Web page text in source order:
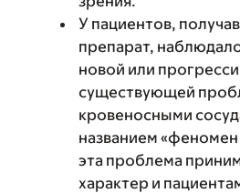
У пациентов,
препарат,
новой или
существующей
кровеносными
названием
эта проблема
характер и